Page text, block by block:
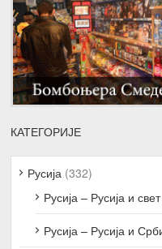
КАТЕГОРИЈЕ
Русија (332)
Русија – Русија и свет
Русија – Русија и